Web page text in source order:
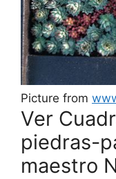
Picture from
Ver
piedras-
maestro